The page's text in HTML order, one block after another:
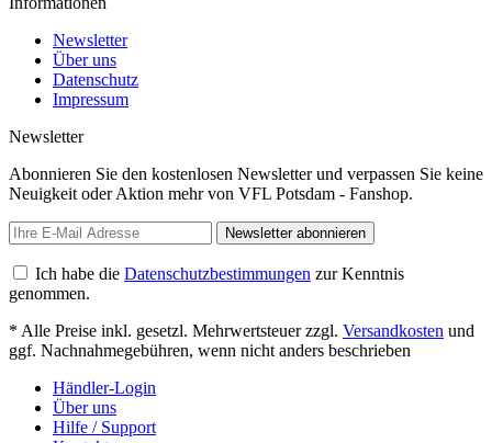
Newsletter
Über uns
Datenschutz
Impressum
Newsletter
Abonnieren Sie den kostenlosen Newsletter und verpassen Sie keine
Neuigkeit oder Aktion mehr von VFL Potsdam - Fanshop.
Newsletter abonnieren
Ich habe die Datenschutzbestimmungen zur Kenntnis
genommen.
* Alle Preise inkl. gesetzl. Mehrwertsteuer zzgl. Versandkosten und
ggf. Nachnahmegebühren, wenn nicht anders beschrieben
Händler-Login
Über uns
Hilfe / Support